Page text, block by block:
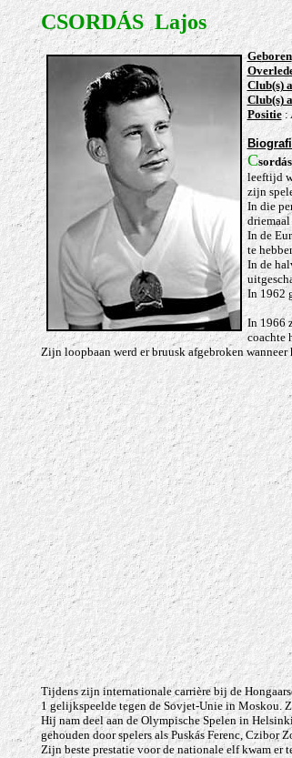
CSORDÁS Lajos
Geboren
Club(s)
Club(s)
Positie :
C
leeftijd
zijn
In die
In de
te
In de
In 1962
In 1966
coachte
Zijn loopbaan werd er bruusk afgebroken
Tijdens zijn internationale carrière bij de
1 gelijkspeelde tegen de Sovjet-Unie in Moskou.
Hij nam deel aan de Olympische Spelen in
gehouden door spelers alsPuskás Ferenc, Czibor
Zijn beste prestatie voor de nationale elf kwam er